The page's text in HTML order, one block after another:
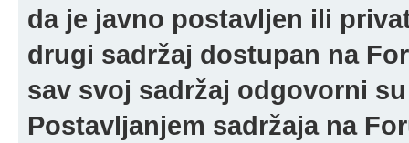
da je javno postavljen ili
drugi sadržaj dostupan na
sav svoj sadržaj odgovorni
Postavljanjem sadržaja na